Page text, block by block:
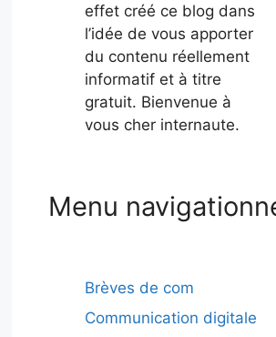
effet créé ce blog dans
l’idée de vous apporter
du contenu réellement
informatif et à titre
gratuit. Bienvenue à
vous cher internaute.
Menu
Brèves de com
Communication digitale